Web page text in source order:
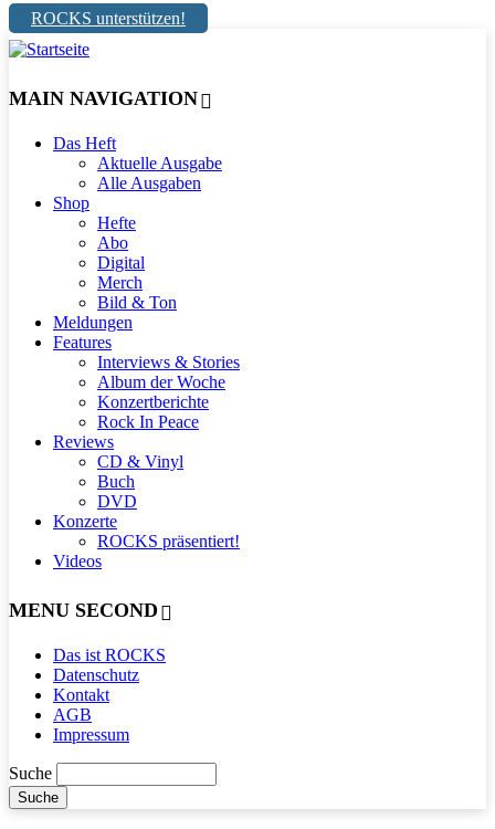
ROCKS unterstützen!
MAIN NAVIGATION
Das Heft
Aktuelle Ausgabe
Alle Ausgaben
Shop
Hefte
Abo
Digital
Merch
Bild & Ton
Meldungen
Features
Interviews & Stories
Album der Woche
Konzertberichte
Rock In Peace
Reviews
CD & Vinyl
Buch
DVD
Konzerte
ROCKS präsentiert!
Videos
MENU SECOND
Das ist ROCKS
Datenschutz
Kontakt
AGB
Impressum
Suche